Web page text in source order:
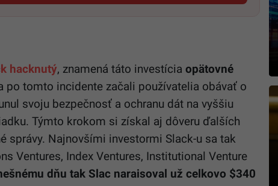
hacknutý, znamená táto investícia opätovné
po tomto incidente začali používatelia obávať o
svoju bezpečnosť a ochranu dát na vyššiu
Týmto krokom si získal aj dôveru ďalších
správy. Najnovšími investormi Slack-u sa tak
Ventures, Index Ventures, Institutional Venture
dňu tak Slac naraisoval už celkovo $340